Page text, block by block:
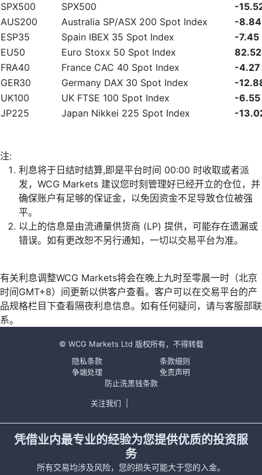
SPX500
SPX500
-
AUS200
Australia SP/ASX 200 Spot Index
-8.84
ESP35
Spain IBEX 35 Spot Index
-7.45
EU50
Euro Stoxx 50 Spot Index
82.52
FRA40
France CAC 40 Spot Index
-4.27
GER30
Germany DAX 30 Spot Index
-
UK100
UK FTSE 100 Spot Index
-6.55
JP225
Japan Nikkei 225 Spot Index -
注:
利息将于日结时结算,即是平台时间 00:00 时收取或者派
发，WCG Markets 建议您时刻管理好已经开立的仓位，并
确保账户有足够的保证金，以免因资金不足导致仓位被强
平。
以上的信息是由流通量供货商 (LP) 提供，可能存在遗漏或
错误。如有更改恕不另行通知，一切以交易平台为准。
有关利息调整WCG Markets将会在晚上九时至零晨一时（北京
时间GMT+8）间更新以供客户查看。客户可以在交易平台的产
品规格栏目下查看隔夜利息信息。如有任何疑问，请与客服部联
系。
© WCG Markets Ltd 版权所有，不得转载
隐私条款
条款细则
争端处理
免责声明
防止洗黑钱条款
关注我们
凭借业内最专业的经验为您提供优质的投资服
务
所有交易均涉及风险，您的损失可能大于您的入金。